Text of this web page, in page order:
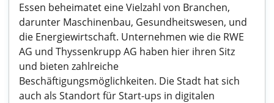
Essen beheimatet eine Vielzahl von Branchen,
darunter Maschinenbau, Gesundheitswesen, und
die Energiewirtschaft. Unternehmen wie die RWE
AG und Thyssenkrupp AG haben hier ihren Sitz
und bieten zahlreiche
Beschäftigungsmöglichkeiten. Die Stadt hat sich
auch als Standort für Start-ups in digitalen